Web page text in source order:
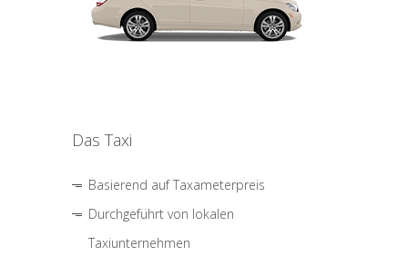
Das Taxi
Basierend auf Taxameterpreis
Durchgeführt von lokalen
Taxiunternehmen